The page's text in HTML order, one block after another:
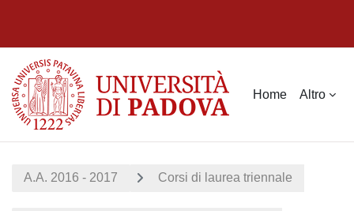
Home Altro
A.A. 2016 - 2017 Corsi di laurea triennale